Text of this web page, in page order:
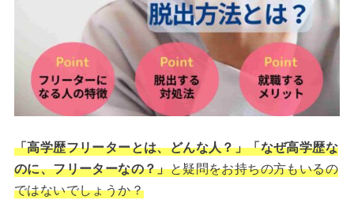
「高学歴フリーターとは、どんな人？」「なぜ高学歴な
のに、フリーターなの？」と疑問をお持ちの方もいるの
ではないでしょうか？